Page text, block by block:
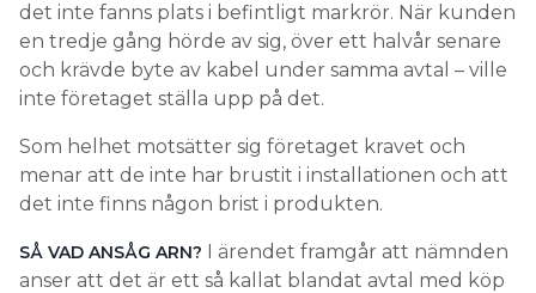
det inte fanns plats i befintligt markrör. När kunden
en tredje gång hörde av sig, över ett halvår senare
och krävde byte av kabel under samma avtal – ville
inte företaget ställa upp på det.
Som helhet motsätter sig företaget kravet och
menar att de inte har brustit i installationen och att
det inte finns någon brist i produkten.
SÅ VAD ANSÅG ARN? I ärendet framgår att nämnden
anser att det är ett så kallat blandat avtal med köp